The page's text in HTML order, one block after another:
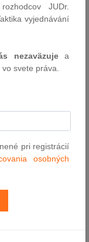
poskytovanie
regiónov.
kde klienti rozvíjajú
v sporoch – od
globálny CEO
„Napĺňame našu
zásadne inovovať
udávame tempo na
od The Lawyer a
teraz advokátskou
JUDr.
vyjednávání
nezaväzujea
svete práva.
pri registrácií
osobných